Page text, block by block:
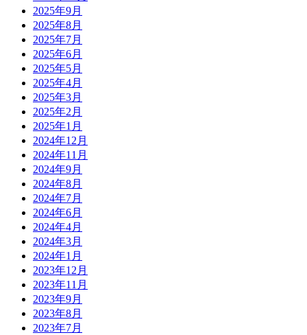
2025年9月
2025年8月
2025年7月
2025年6月
2025年5月
2025年4月
2025年3月
2025年2月
2025年1月
2024年12月
2024年11月
2024年9月
2024年8月
2024年7月
2024年6月
2024年4月
2024年3月
2024年1月
2023年12月
2023年11月
2023年9月
2023年8月
2023年7月